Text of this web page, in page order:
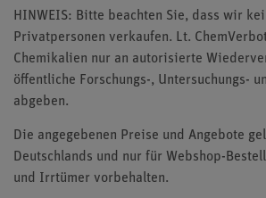
HINWEIS: Bitte beachten Sie, dass wir
Privatpersonen verkaufen. Lt.
Chemikalien nur an autorisierte
öffentliche Forschungs-, Untersuchungs-
abgeben.
Die angegebenen Preise und Angebote
Deutschlands und nur für Webshop-
und Irrtümer vorbehalten.